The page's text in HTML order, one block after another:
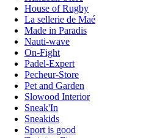
House of Rugby
La sellerie de Maé
Made in Paradis
Nauti-wave
On-Fight
Padel-Expert
Pecheur-Store
Pet and Garden
Slowood Interior
Sneak'In
Sneakids
Sport is good